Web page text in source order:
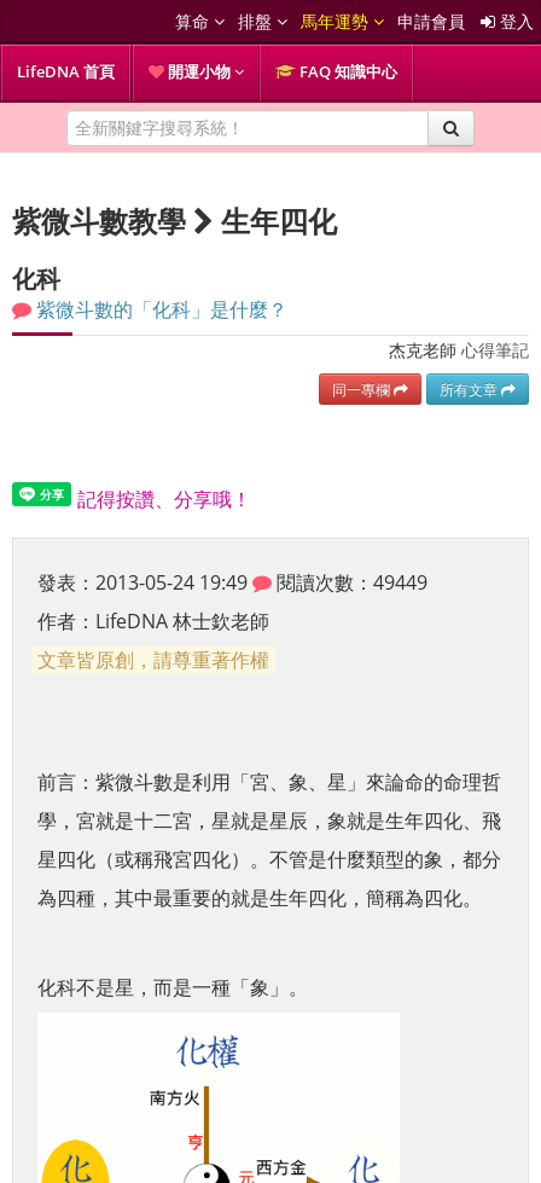
算命 排盤 馬年運勢 申請會員 登入
LifeDNA 首頁 開運小物 FAQ 知識中心
紫微斗數教學 生年四化
化科
紫微斗數的「化科」是什麼？
杰克老師 心得筆記
同一專欄 所有文章
記得按讚、分享哦！
發表：2013-05-24 19:49
閱讀次數：49449
作者： LifeDNA 林士欽老師
文章皆原創，請尊重著作權
前言： 紫微斗數是利用「宮、象、星」來論命的命理哲
學，宮就是十二宮，星就是星辰，象就是生年四化、飛
星四化（或稱飛宮四化）。不管是什麼類型的象，都分
為四種，其中最重要的就是生年四化，簡稱為四化。
化科不是星，而是一種「象」。